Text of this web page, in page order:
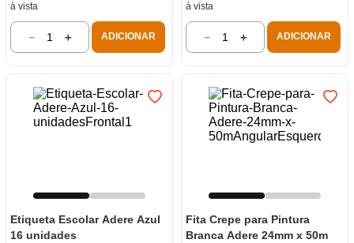
à vista
＋
－ ADICIONAR
à vista
＋
－ ADICIONAR
Etiqueta Escolar Adere Azul
16 unidades
Fita Crepe para Pintura
Branca Adere 24mm x 50m